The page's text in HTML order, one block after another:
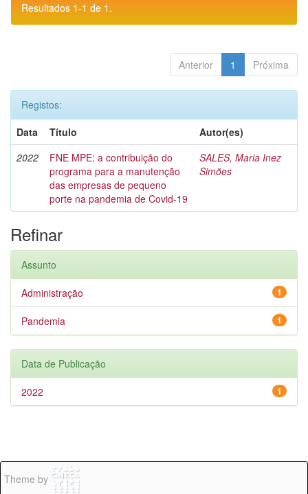
Resultados 1-1 de 1.
Anterior 1 Próxima
Registos:
Data
Título
Autor(es)
2022
FNE MPE: a contribuição do
programa para a manutenção
das empresas de pequeno
porte na pandemia de Covid-19
SALES, Maria Inez
Simões
Refinar
Assunto
1
Administração
1
Pandemia
Data de Publicação
1
2022
Theme by